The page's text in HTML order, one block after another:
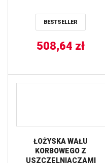
BESTSELLER
508,64 zł
ŁOŻYSKA WAŁU
KORBOWEGO Z
USZCZELNIACZAMI